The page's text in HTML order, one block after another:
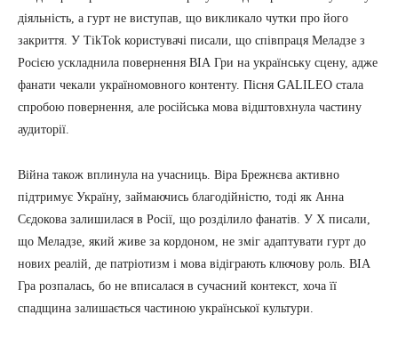
діяльність, а гурт не виступав, що викликало чутки про його
закриття. У TikTok користувачі писали, що співпраця Меладзе з
Росією ускладнила повернення ВІА Гри на українську сцену, адже
фанати чекали україномовного контенту. Пісня GALILEO стала
спробою повернення, але російська мова відштовхнула частину
аудиторії.
Війна також вплинула на учасниць. Віра Брежнєва активно
підтримує Україну, займаючись благодійністю, тоді як Анна
Сєдокова залишилася в Росії, що розділило фанатів. У X писали,
що Меладзе, який живе за кордоном, не зміг адаптувати гурт до
нових реалій, де патріотизм і мова відіграють ключову роль. ВІА
Гра розпалась, бо не вписалася в сучасний контекст, хоча її
спадщина залишається частиною української культури.